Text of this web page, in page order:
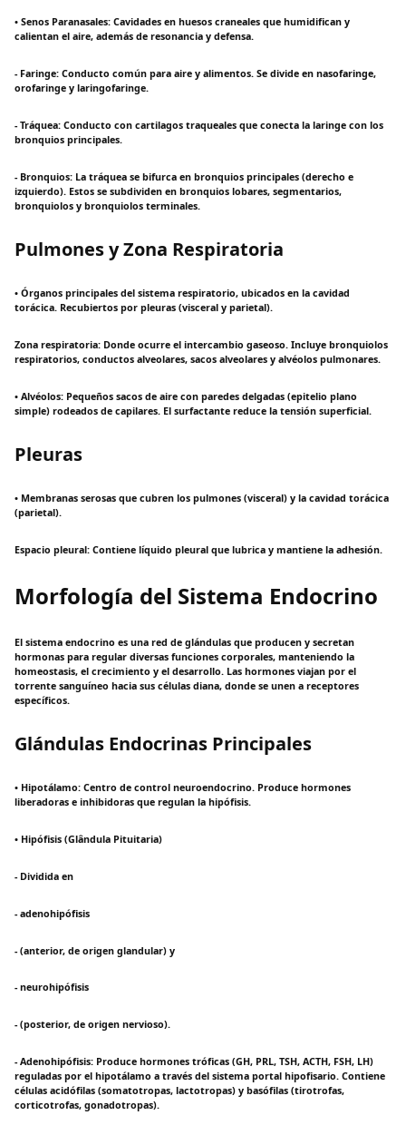
• Senos Paranasales: Cavidades en huesos craneales que humidifican y
calientan el aire, además de resonancia y defensa.
- Faringe: Conducto común para aire y alimentos. Se divide en nasofaringe,
orofaringe y laringofaringe.
- Tráquea: Conducto con cartilagos traqueales que conecta la laringe con los
bronquios principales.
- Bronquios: La tráquea se bifurca en bronquios principales (derecho e
izquierdo). Estos se subdividen en bronquios lobares, segmentarios,
bronquiolos y bronquiolos terminales.
Pulmones y Zona Respiratoria
• Órganos principales del sistema respiratorio, ubicados en la cavidad
torácica. Recubiertos por pleuras (visceral y parietal).
Zona respiratoria: Donde ocurre el intercambio gaseoso. Incluye bronquiolos
respiratorios, conductos alveolares, sacos alveolares y alvéolos pulmonares.
• Alvéolos: Pequeños sacos de aire con paredes delgadas (epitelio plano
simple) rodeados de capilares. El surfactante reduce la tensión superficial.
Pleuras
• Membranas serosas que cubren los pulmones (visceral) y la cavidad torácica
(parietal).
Espacio pleural: Contiene líquido pleural que lubrica y mantiene la adhesión.
Morfología del Sistema Endocrino
El sistema endocrino es una red de glándulas que producen y secretan
hormonas para regular diversas funciones corporales, manteniendo la
homeostasis, el crecimiento y el desarrollo. Las hormones viajan por el
torrente sanguíneo hacia sus células diana, donde se unen a receptores
específicos.
Glándulas Endocrinas Principales
• Hipotálamo: Centro de control neuroendocrino. Produce hormones
liberadoras e inhibidoras que regulan la hipófisis.
• Hipófisis (Glândula Pituitaria)
- Dividida en
- adenohipófisis
- (anterior, de origen glandular) y
- neurohipófisis
- (posterior, de origen nervioso).
- Adenohipófisis: Produce hormones tróficas (GH, PRL, TSH, ACTH, FSH, LH)
reguladas por el hipotálamo a través del sistema portal hipofisario. Contiene
células acidófilas (somatotropas, lactotropas) y basófilas (tirotrofas,
corticotrofas, gonadotropas).